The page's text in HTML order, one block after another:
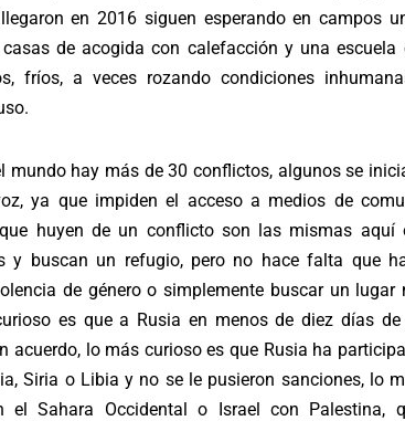
en 2016 siguen esperando en campos
de acogida con calefacción y una escuela
fríos, a veces rozando condiciones
mundo hay más de 30 conflictos, algunos se
ya que impiden el acceso a medios de
huyen de un conflicto son las mismas
y buscan un refugio, pero no hace falta que
de género o simplemente buscar un lugar
es que a Rusia en menos de diez días
acuerdo, lo más curioso es que Rusia ha
Siria o Libia y no se le pusieron sanciones, lo
el Sahara Occidental o Israel con Palestina,